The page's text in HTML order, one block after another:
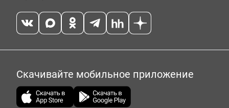
Скачивайте мобильное приложение